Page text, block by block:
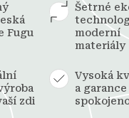
Fugu
Šetrné
moderní
materiály
zdi
Vysoká
a garance